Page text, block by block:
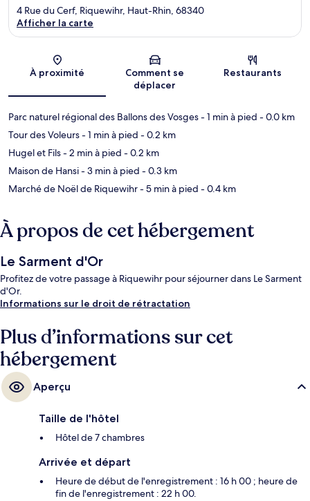
Carte
4 Rue du Cerf, Riquewihr, Haut-Rhin, 68340
Afficher la carte
À proximité
Comment se
déplacer
Restaurants
Parc naturel régional des Ballons des Vosges- 1 min à pied - 0.0 km
Tour des Voleurs- 1 min à pied - 0.2 km
Hugel et Fils- 2 min à pied - 0.2 km
Maison de Hansi- 3 min à pied - 0.3 km
Marché de Noël de Riquewihr- 5 min à pied - 0.4 km
À propos de cet hébergement
Le Sarment d'Or
Profitez de votre passage à Riquewihr pour séjourner dans Le Sarment
d'Or.
Informations sur le droit de rétractation
Plus d’informations sur cet
hébergement
Aperçu
Taille de l'hôtel
Hôtel de 7 chambres
Arrivée et départ
Heure de début de l'enregistrement : 16 h 00 ; heure de
fin de l'enregistrement : 22 h 00.